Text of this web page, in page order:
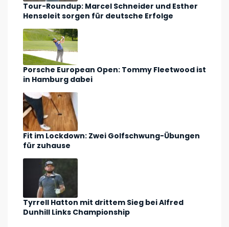
Tour-Roundup: Marcel Schneider und Esther
Henseleit sorgen für deutsche Erfolge
Porsche European Open: Tommy Fleetwood ist
in Hamburg dabei
Fit im Lockdown: Zwei Golfschwung-Übungen
für zuhause
Tyrrell Hatton mit drittem Sieg bei Alfred
Dunhill Links Championship